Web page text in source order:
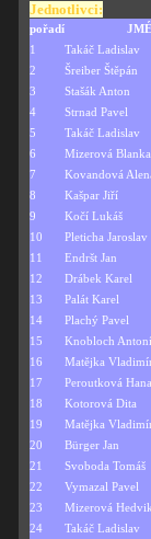
Jednotlivci:
pořadí
1
Takáč Ladislav
2
Šreiber Štěpán
3
Stašák Anton
4
Strnad Pavel
5
Takáč Ladislav
6
Mizerová Blanka
7
Kovandová
8
Kašpar Jiří
9
Kočí Lukáš
10
Pleticha Jaroslav
11
Endršt Jan
12
Drábek Karel
13
Palát Karel
14
Plachý Pavel
15
Knobloch
16
Matějka
17
Peroutková Hana
18
Kotorová Dita
19
Matějka
20
Bürger Jan
21
Svoboda Tomáš
22
Vymazal Pavel
23
Mizerová
24
Takáč Ladislav